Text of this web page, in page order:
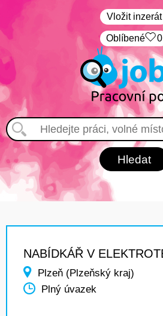
Vložit inzerát
Oblíbené 0
NABÍDKÁŘ V
Plzeň (Plzeňský kraj)
Plný úvazek